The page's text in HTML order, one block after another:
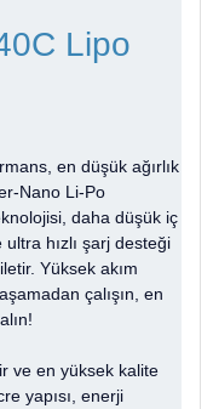
Lipo
en düşük ağırlık
Nano Li-Po
daha düşük iç
hızlı şarj desteği
Yüksek akım
çalışın, en
ve en yüksek kalite
yapısı, enerji